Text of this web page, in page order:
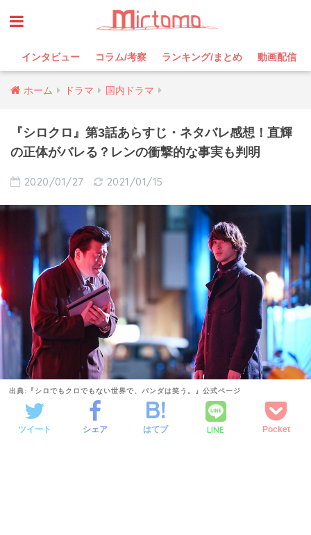
インタビュー コラム/考察 ランキング/まとめ 動画配信
ホーム ドラマ 国内ドラマ
『シロクロ』第3話あらすじ・ネタバレ感想！直輝
の正体がバレる？レンの衝撃的な事実も判明
2020/01/27 2021/01/15
出典:『シロでもクロでもない世界で、パンダは笑う。』公式ページ
ツイート シェア はてブ LINE Pocket